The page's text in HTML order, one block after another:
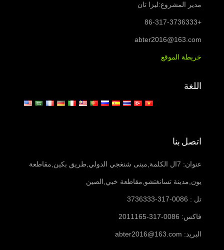
مدير المشروع:ليزا تان
+86-317-3736333
abter2016@163.com
خريطة الموقع
اللغة
اتصل بنا
عنوان: 7ال الكلمة,مبنى شنغجي الدولي,طريق بكين,مقاطعة
يون,مدينة تسانغتشو,مقاطعة خبي,الصين
تل : 0086-317-3736333
فاكس: 0086-317-2011165
البريد: abter2016@163.com